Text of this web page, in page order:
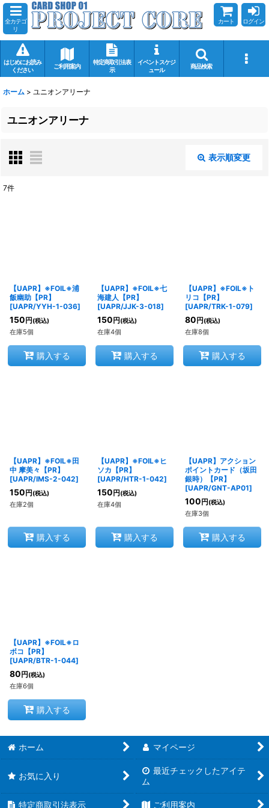
全カテゴ
リ
カート ログイン
はじめにお読み
ください
ご利用案内
特定商取引法表
示
イベントスケジ
ュール
商品検索
ホーム > ユニオンアリーナ
ユニオンアリーナ
表示順変更
並び順:
絞り込む
7件
【UAPR】※FOIL※浦
飯幽助【PR】
[UAPR/YYH-1-036]
150 円 (税込)
在庫5個
購入する
【UAPR】※FOIL※七
海建人【PR】
[UAPR/JJK-3-018]
150 円 (税込)
在庫4個
購入する
【UAPR】※FOIL※ト
リコ【PR】
[UAPR/TRK-1-079]
80 円 (税込)
在庫8個
購入する
【UAPR】※FOIL※田
中 摩美々【PR】
[UAPR/IMS-2-042]
150 円 (税込)
在庫2個
購入する
【UAPR】※FOIL※ヒ
ソカ【PR】
[UAPR/HTR-1-042]
150 円 (税込)
在庫4個
購入する
【UAPR】アクション
ポイントカード（坂田
銀時）【PR】
[UAPR/GNT-AP01]
100 円 (税込)
在庫3個
購入する
【UAPR】※FOIL※ロ
ボコ【PR】
[UAPR/BTR-1-044]
80 円 (税込)
在庫6個
購入する
ホーム マイページ
お気に入り
最近チェックしたアイテ
ム
特定商取引法表示 ご利用案内